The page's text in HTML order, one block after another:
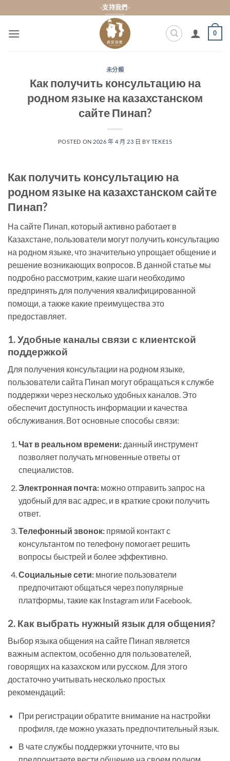
to
content
-支持我們-
0
未分類
Как получить консультацию на
родном языке на казахстанском
сайте Пинап?
POSTED ON 2026 年 4 月 23 日 BY TEKE15
Как получить консультацию на
родном языке на казахстанском сайте
Пинап?
На сайте Пинап, который активно работает в
Казахстане, пользователи могут получить консультацию
на родном языке, что значительно упрощает общение и
решение возникающих вопросов. В данной статье мы
подробно рассмотрим, какие шаги необходимо
предпринять для получения квалифицированной
помощи, а также какие преимущества это
предоставляет.
1. Удобные каналы связи с клиентской
поддержкой
Для получения консультации на родном языке,
пользователи сайта Пинап могут обращаться к службе
поддержки через несколько удобных каналов. Это
обеспечит доступность информации и качества
обслуживания. Вот основные способы связи:
Чат в реальном времени:данный инструмент
позволяет получать мгновенные ответы от
специалистов.
Электронная почта:можно отправить запрос на
удобный для вас адрес, и в краткие сроки получить
ответ.
Телефонный звонок:прямой контакт с
консультантом по телефону помогает решить
вопросы быстрей и более эффективно.
Социальные сети:многие пользователи
предпочитают общаться через популярные
платформы, такие как Instagram или Facebook.
2. Как выбрать нужный язык для общения?
Выбор языка общения на сайте Пинап является
важным аспектом, особенно для пользователей,
говорящих на казахском или русском. Для этого
достаточно учитывать несколько простых
рекомендаций:
При регистрации обратите внимание на настройки
профиля, где можно указать предпочтительный язык.
В чате службы поддержки уточните, что вы
предпочитаете вести общение на своем родном